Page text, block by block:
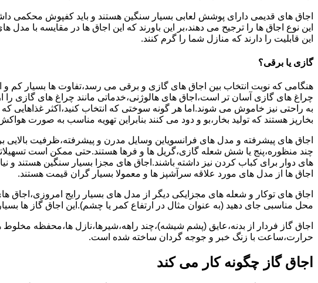
اجاق های قدیمی دارای پوشش لعابی بسیار سنگین هستند و باید کفپوش محکمی
این نوع اجاق ها را ترجیح می دهند،بر این باورند که این اجاق ها در مقایسه با
این قابلیت را دارند که منازل شما را گرم کنند.
گازی یا برقی؟
هنگامی که نوبت انتخاب بین اجاق های گازی و برقی می رسد،تفاوت ها بسیار کم
چراغ های گازی آسان تر است،اجاق های هالوژنی،خدماتی مانند چراغ های گازی را
به راحتی نیز خاموش می شوند.اما هر گونه سوختی که انتخاب کنید،اکثر غذاهایی
بخارپز هستند که تولید بخار،بو و دود می کنند بنابراین تهویه مناسب به صورت
اجاق های پیشرفته و مدل های فرانسویاین وسایل مدرن و پیشرفته،ظرفیت بالایی
چند منظوره،پنج یا شش شعله گازی،گریل ها و فرها هستند.حتی ممکن است
های دوار برای کباب کردن نیز داشته باشند.اجاق های مجزا بسیار سنگین هستند و
اجاق ها از مدل های مورد علاقه سرآشپز ها و معمولا بسیار گران قیمت هستند.
اجاق های توکار و شعله های مجزایکی دیگر از مدل های بسیار رایج امروزی،اجاق
محل مناسبی جای دهید (به عنوان مثال در ارتفاع کمر یا چشم).این اجاق گاز ها
اجاق گاز فردار از بدنه،عایق (پشم شیشه)،چند راهه،شیرها،نازل ها،محفظه
حرارت،ساعت با زنگ خبر و جوجه گردان ساخته شده است.
اجاق گاز چگونه کار می کند